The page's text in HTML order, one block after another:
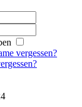
vergessen?